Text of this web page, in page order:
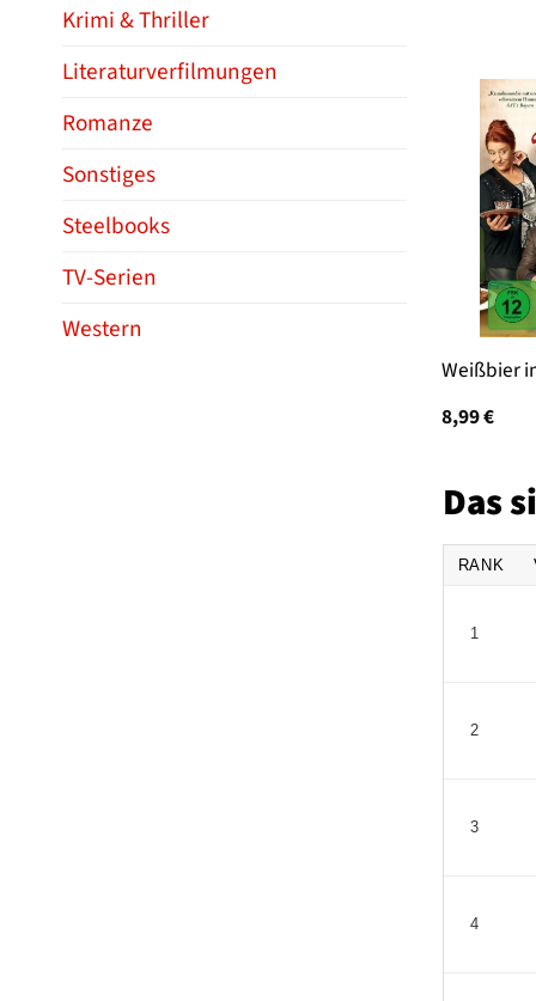
Krimi & Thriller
Literaturverfilmungen
Romanze
Sonstiges
Steelbooks
TV-Serien
Western
Weißbier
8,99€
Das
RANK
1
2
3
4